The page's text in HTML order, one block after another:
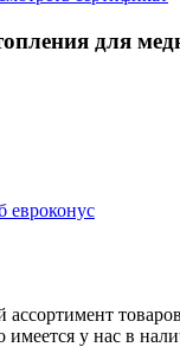
для
имеется у нас в